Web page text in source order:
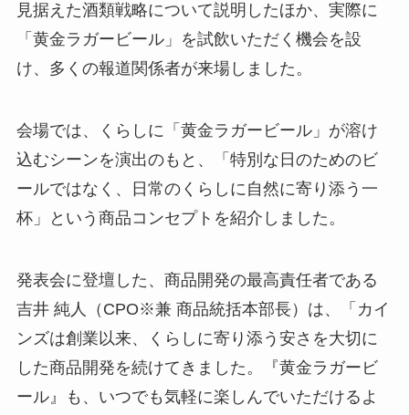
見据えた酒類戦略について説明したほか、実際に
「黄金ラガービール」を試飲いただく機会を設
け、多くの報道関係者が来場しました。
会場では、くらしに「黄金ラガービール」が溶け
込むシーンを演出のもと、「特別な日のためのビ
ールではなく、日常のくらしに自然に寄り添う一
杯」という商品コンセプトを紹介しました。
発表会に登壇した、商品開発の最高責任者である
吉井 純人（CPO※兼 商品統括本部長）は、「カイ
ンズは創業以来、くらしに寄り添う安さを大切に
した商品開発を続けてきました。『黄金ラガービ
ール』も、いつでも気軽に楽しんでいただけるよ